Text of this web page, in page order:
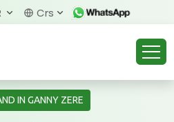
Crs
IN GANNY ZERE